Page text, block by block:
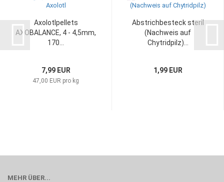
Axolotlpellets
AXOBALANCE, 4 - 4,5mm,
170...
7,99 EUR
47,00 EUR pro kg
Abstrichbesteck steril
(Nachweis auf
Chytridpilz)...
1,99 EUR
MEHR ÜBER...